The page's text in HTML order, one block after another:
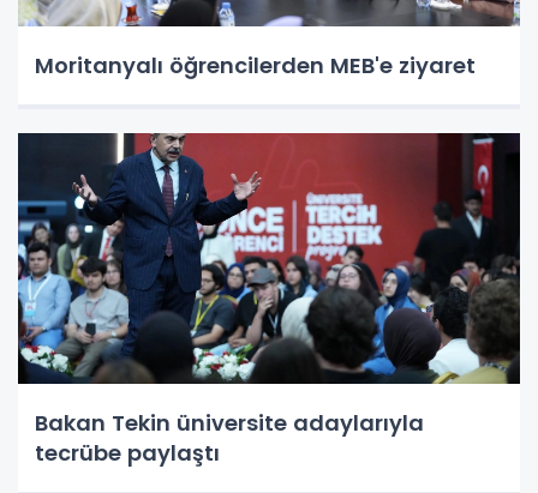
Moritanyalı öğrencilerden MEB'e ziyaret
Bakan Tekin üniversite adaylarıyla
tecrübe paylaştı